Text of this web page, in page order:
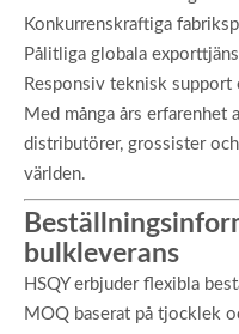
Konkurrenskraftiga
Pålitliga globala
Responsiv teknisk support
Med många års erfarenhet
distributörer, grossister
världen.
bulkleverans
HSQY erbjuder flexibla
MOQ baserat på tjocklek